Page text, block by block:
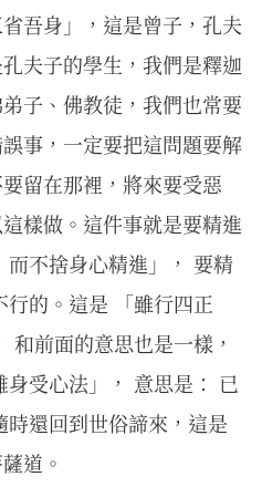
吾身」，這是曾子，孔夫
夫子的學生，我們是釋迦
子、佛教徒，我們也常要
事，一定要把這問題要解
留在那裡，將來要受惡
樣做。這件事就是要精進
不捨身心精進」， 要精
的。這是 「雖行四正
前面的意思也是一樣，
身受心法」， 意思是： 已
還回到世俗諦來，這是
道。